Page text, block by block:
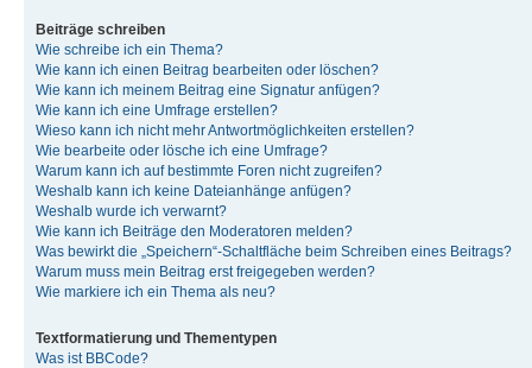
Beiträge schreiben
Wie schreibe ich ein Thema?
Wie kann ich einen Beitrag bearbeiten oder löschen?
Wie kann ich meinem Beitrag eine Signatur anfügen?
Wie kann ich eine Umfrage erstellen?
Wieso kann ich nicht mehr Antwortmöglichkeiten erstellen?
Wie bearbeite oder lösche ich eine Umfrage?
Warum kann ich auf bestimmte Foren nicht zugreifen?
Weshalb kann ich keine Dateianhänge anfügen?
Weshalb wurde ich verwarnt?
Wie kann ich Beiträge den Moderatoren melden?
Was bewirkt die „Speichern“-Schaltfläche beim Schreiben eines Beitrags?
Warum muss mein Beitrag erst freigegeben werden?
Wie markiere ich ein Thema als neu?
Textformatierung und Thementypen
Was ist BBCode?